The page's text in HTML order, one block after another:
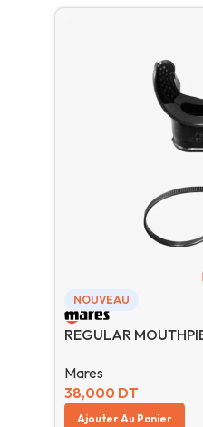
NOUVEAU
REGULAR
Mares
38,000 DT
Ajouter Au Panier